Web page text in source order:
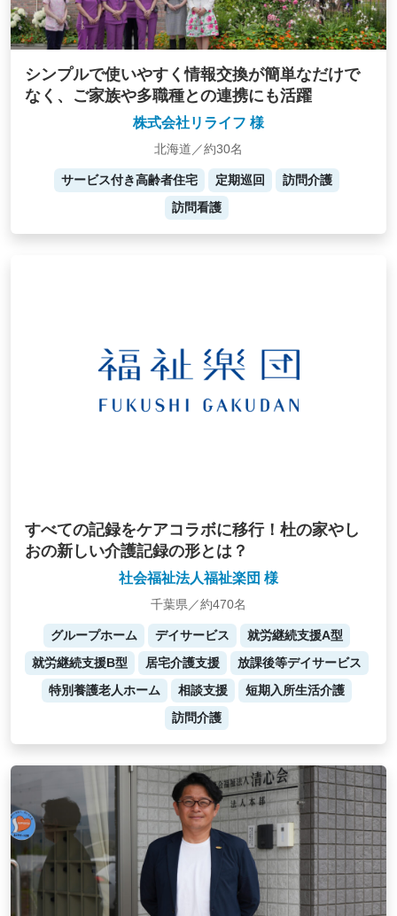
シンプルで使いやすく情報交換が簡単なだけで
なく、ご家族や多職種との連携にも活躍
株式会社リライフ 様
北海道／約30名
サービス付き高齢者住宅 定期巡回
訪問介護
訪問看護
すべての記録をケアコラボに移行！杜の家やし
おの新しい介護記録の形とは？
社会福祉法人福祉楽団 様
千葉県／約470名
グループホーム デイサービス
就労継続支援A型
就労継続支援B型
居宅介護支援
放課後等デイサービス
特別養護老人ホーム
相談支援
短期入所生活介護
訪問介護